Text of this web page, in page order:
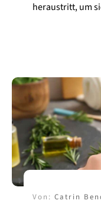
heraustritt, um
Von:Catrin